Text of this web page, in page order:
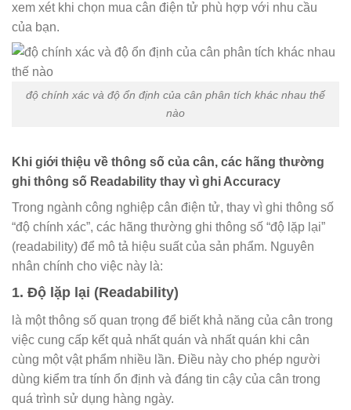
xem xét khi chọn mua cân điện tử phù hợp với nhu cầu
của bạn.
độ chính xác và độ ổn định của cân phân tích khác nhau thế
nào
Khi giới thiệu về thông số của cân, các hãng thường
ghi thông số Readability thay vì ghi Accuracy
Trong ngành công nghiệp cân điện tử, thay vì ghi thông số
“độ chính xác”, các hãng thường ghi thông số “độ lặp lại”
(readability) để mô tả hiệu suất của sản phẩm. Nguyên
nhân chính cho việc này là:
1. Độ lặp lại (Readability)
là một thông số quan trọng để biết khả năng của cân trong
việc cung cấp kết quả nhất quán và nhất quán khi cân
cùng một vật phẩm nhiều lần. Điều này cho phép người
dùng kiểm tra tính ổn định và đáng tin cậy của cân trong
quá trình sử dụng hàng ngày.